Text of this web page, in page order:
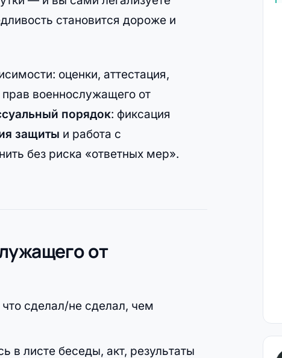
становится дороже и
оценки, аттестация,
военнослужащего от
порядок: фиксация
защиты и работа с
без риска «ответных мер».
от
сделал/не сделал, чем
листе беседы, акт, результаты